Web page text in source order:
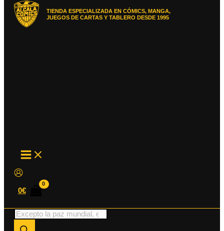
TIENDA ESPECIALIZADA EN CÓMICS, MANGA,
JUEGOS DE CARTAS Y TABLERO DESDE 1995
MAIN
MENU
0€
Búsqueda
de
productos